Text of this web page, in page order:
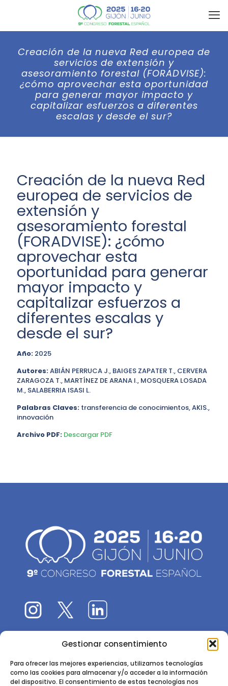
Gestionar consentimiento
Para ofrecer las mejores experiencias, utilizamos tecnologías
como las cookies para almacenar y/o acceder a la información
del dispositivo. El consentimiento de estas tecnologías nos
Creación de la nueva Red europea de
servicios de extensión y
asesoramiento forestal (FORADVISE):
¿cómo aprovechar esta oportunidad
para generar mayor impacto y
capitalizar esfuerzos a diferentes
escalas y desde el sur?
Creación de la nueva Red
europea de servicios de
extensión y
asesoramiento forestal
(FORADVISE): ¿cómo
aprovechar esta
oportunidad para generar
mayor impacto y
capitalizar esfuerzos a
diferentes escalas y
desde el sur?
Año: 2025
Autores:ABIÁN PERRUCA J., BAIGES ZAPATER T., CERVERA
ZARAGOZA T., MARTÍNEZ DE ARANA I., MOSQUERA LOSADA
M., SALABERRIA ISASI L.
Palabras Claves: transferencia de conocimientos, AKIS.,
innovación
Archivo PDF: Descargar PDF
El 9CFE es una actividad promovida por laSociedad
Instituto de Ciencias Forestales, INIA-CSIC